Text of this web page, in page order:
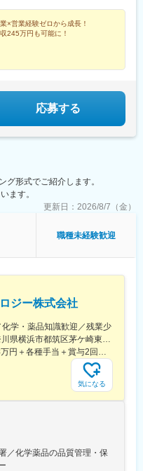
すが基本的に残業が少なく、
※社員アンケート一例※
場。感謝の言葉をいただける
」
やすさが最大の魅力！」
×営業経験ゼロから成長！
245万円も可能に！
応募する
形式でご紹介します。
ます。
更新日： 2026/8/7（金）
職種未経験歓迎
ジー株式会社
学・薬品知識歓迎／残業少
気になる
／化学薬品の品質管理・保